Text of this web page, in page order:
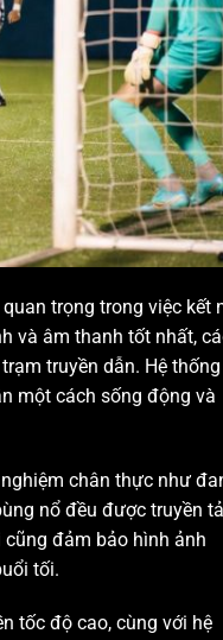
trọng trong việc kết
và âm thanh tốt nhất,
truyền dẫn. Hệ thống
một cách sống động và
chân thực như
nổ đều được truyền
đảm bảo hình ảnh
tối.
tốc độ cao, cùng với hệ